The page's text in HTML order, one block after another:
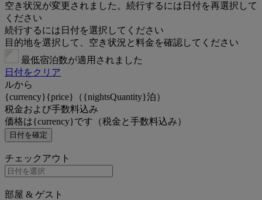
空き状況が変更されました。続行するには日付を再選択して
ください
続行するには日付を選択してください
目的地を選択して、空き状況と料金を確認してください
最低宿泊数が適用されました
日付をクリア
ルから
{currency}{price}（{nightsQuantity}泊）
税金および手数料込み
価格は{currency}です（税金と手数料込み）
日付を確定
チェックアウト
部屋 & ゲスト